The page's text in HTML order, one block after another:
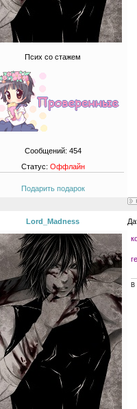
Псих со стажем
Сообщений: 454
Статус: Оффлайн
Подарить подарок
Lord_Madness
В